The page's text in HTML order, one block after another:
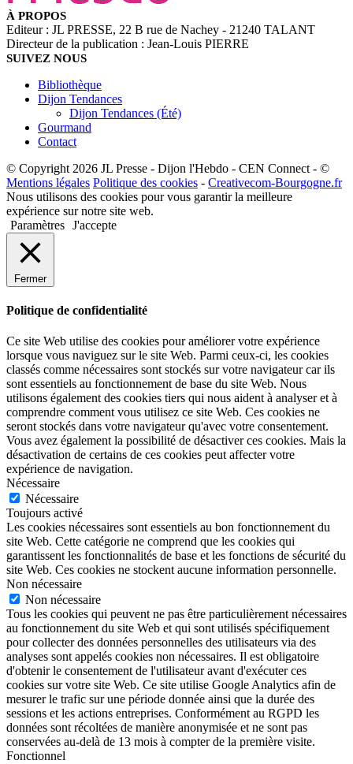
À PROPOS
Editeur : JL PRESSE, 22 B rue de Nachey - 21240 TALANT
Directeur de la publication : Jean-Louis PIERRE
SUIVEZ NOUS
Bibliothèque
Dijon Tendances
Dijon Tendances (Été)
Gourmand
Contact
© Copyright 2026 JL Presse - Dijon l'Hebdo - CEN Connect - ©
Mentions légales Politique des cookies - Creativecom-Bourgogne.fr
Nous utilisons des cookies pour vous garantir la meilleure
expérience sur notre site web.
Paramètres J'accepte
Fermer
Politique de confidentialité
Ce site Web utilise des cookies pour améliorer votre expérience
lorsque vous naviguez sur le site Web. Parmi ceux-ci, les cookies
classés comme nécessaires sont stockés sur votre navigateur car ils
sont essentiels au fonctionnement de base du site Web. Nous
utilisons également des cookies tiers qui nous aident à analyser et à
comprendre comment vous utilisez ce site Web. Ces cookies ne
seront stockés dans votre navigateur qu'avec votre consentement.
Vous avez également la possibilité de désactiver ces cookies. Mais la
désactivation de certains de ces cookies peut affecter votre
expérience de navigation.
Nécessaire
Nécessaire
Toujours activé
Les cookies nécessaires sont essentiels au bon fonctionnement du
site Web. Cette catégorie ne comprend que les cookies qui
garantissent les fonctionnalités de base et les fonctions de sécurité du
site Web. Ces cookies ne stockent aucune information personnelle.
Non nécessaire
Non nécessaire
Tous les cookies qui peuvent ne pas être particulièrement nécessaires
au fonctionnement du site Web et qui sont utilisés spécifiquement
pour collecter des données personnelles des utilisateurs via des
analyses sont appelés cookies non nécessaires. Il est obligatoire
d'obtenir le consentement de l'utilisateur avant d'exécuter ces
cookies sur votre site Web. Ce site utilise Google Analytics afin de
mesurer le trafic sur une période donnée ainsi que la durée des
sessions et les actions entreprises. Conformément au RGPD les
données sont récoltées de manière anonymisée et ne sont pas
conservées au-delà de 13 mois à compter de la première visite.
Fonctionnel